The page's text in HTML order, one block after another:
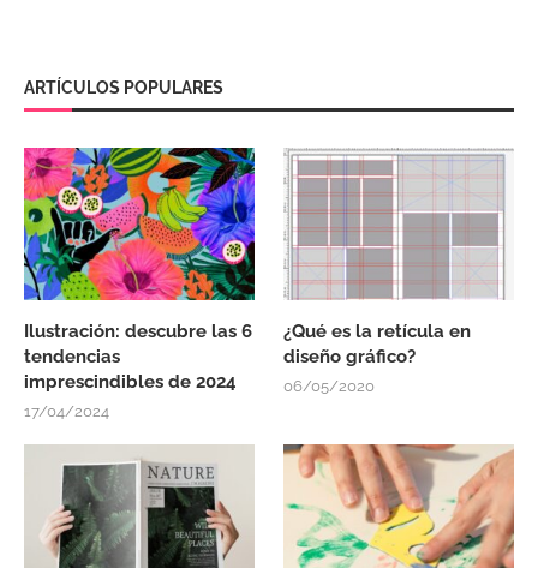
ARTÍCULOS POPULARES
Ilustración: descubre las 6
tendencias
imprescindibles de 2024
17/04/2024
¿Qué es la retícula en
diseño gráfico?
06/05/2020